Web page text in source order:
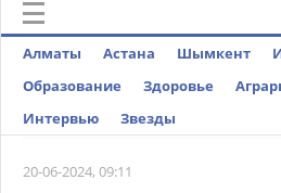
Алматы Астана Шымкент
Образование
Здоровье
Интервью
Звезды
20-06-2024, 09:11